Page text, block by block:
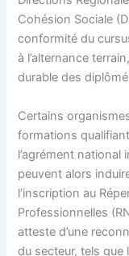
Cohésion Sociale
conformité du
à l’alternance
durable des
Certains
formations
l’agrément
peuvent alors
l’inscription au
Professionnelles
atteste d’une
du secteur, tels que